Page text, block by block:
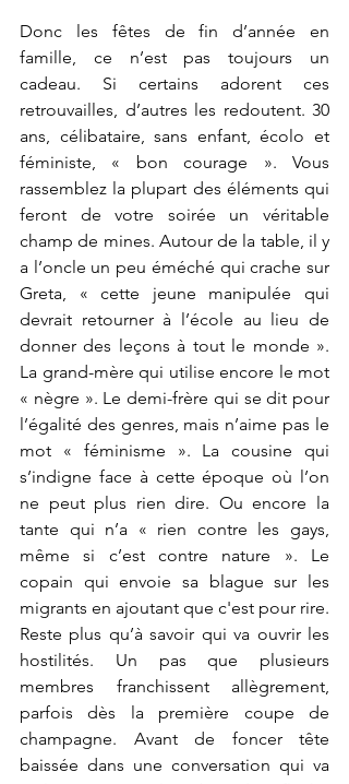
Donc les fêtes de fin d’année en
famille, ce n’est pas toujours un
cadeau. Si certains adorent ces
retrouvailles, d’autres les redoutent. 30
ans, célibataire, sans enfant, écolo et
féministe, « bon courage ». Vous
rassemblez la plupart des éléments qui
feront de votre soirée un véritable
champ de mines. Autour de la table, il y
a l’oncle un peu éméché qui crache sur
Greta, « cette jeune manipulée qui
devrait retourner à l’école au lieu de
donner des leçons à tout le monde ».
La grand-mère qui utilise encore le mot
« nègre ». Le demi-frère qui se dit pour
l’égalité des genres, mais n’aime pas le
mot « féminisme ». La cousine qui
s’indigne face à cette époque où l’on
ne peut plus rien dire. Ou encore la
tante qui n’a « rien contre les gays,
même si c’est contre nature ». Le
copain qui envoie sa blague sur les
migrants en ajoutant que c'est pour rire.
Reste plus qu’à savoir qui va ouvrir les
hostilités. Un pas que plusieurs
membres franchissent allègrement,
parfois dès la première coupe de
champagne. Avant de foncer tête
baissée dans une conversation qui va